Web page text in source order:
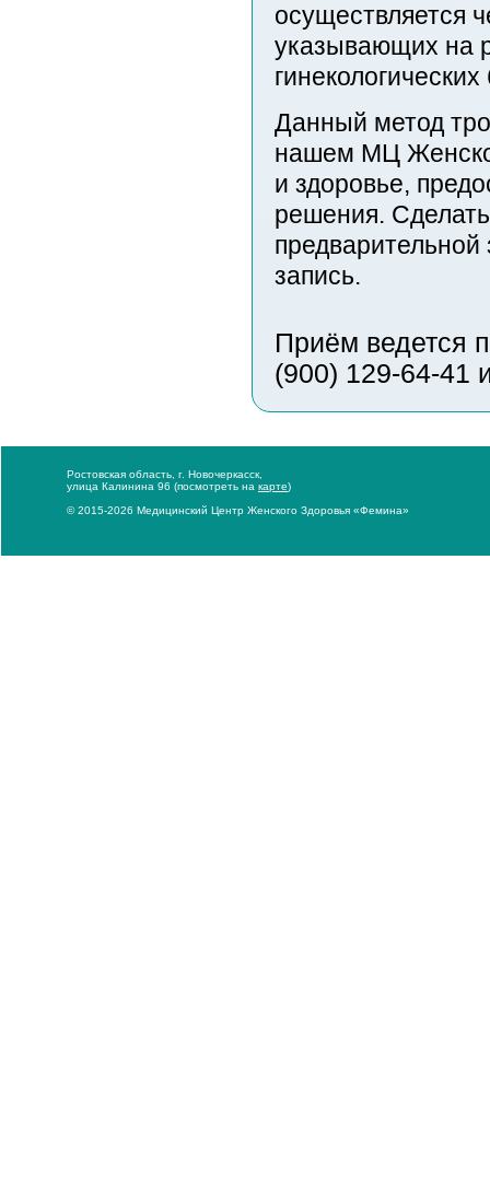
осуществляется
указывающих на
Данный метод
нашем МЦ
и здоровье,
решения.
запись.
Приём ведется
(900) 129-64-41
Ростовская область, г. Новочеркасск,
улица Калинина 96 (посмотреть на карте)
© 2015-2026 Медицинский Центр Женского Здоровья «Фемина»